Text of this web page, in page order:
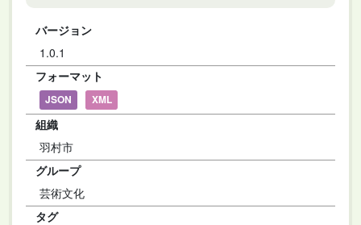
バージョン
1.0.1
フォーマット
JSON XML
組織
羽村市
グループ
芸術文化
タグ